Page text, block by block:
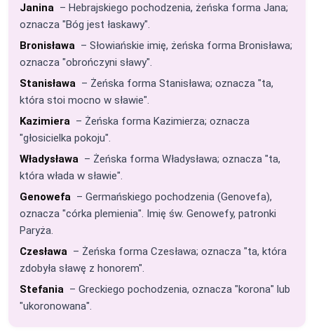
Janina – Hebrajskiego pochodzenia, żeńska forma Jana;
oznacza "Bóg jest łaskawy".
Bronisława – Słowiańskie imię, żeńska forma Bronisława;
oznacza "obrończyni sławy".
Stanisława – Żeńska forma Stanisława; oznacza "ta,
która stoi mocno w sławie".
Kazimiera – Żeńska forma Kazimierza; oznacza
"głosicielka pokoju".
Władysława – Żeńska forma Władysława; oznacza "ta,
która włada w sławie".
Genowefa – Germańskiego pochodzenia (Genovefa),
oznacza "córka plemienia". Imię św. Genowefy, patronki
Paryża.
Czesława – Żeńska forma Czesława; oznacza "ta, która
zdobyła sławę z honorem".
Stefania – Greckiego pochodzenia, oznacza "korona" lub
"ukoronowana".